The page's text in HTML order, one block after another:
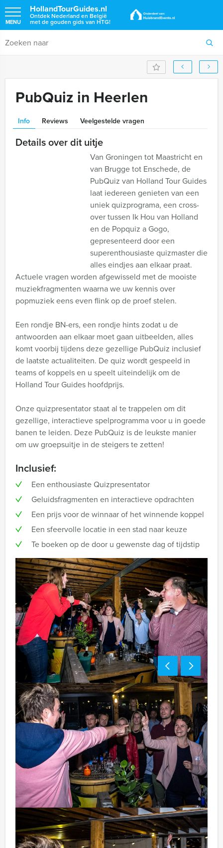
HollandTourGuides.nl
Ontdek Nederland en België
met de gouden gids van HTG!
MENU
PubQuiz in Heerlen
Info Reviews Veelgestelde vragen
Details over dit uitje
Van Groningen tot Maastricht en
van Brugge tot Enschede, de
PubQuiz van Holland Tour Guides
laat iedereen genieten van een
uniek quizprograma, een cross-
over tussen Ik Hou van Holland
en de Popquiz a Gogo,
gepresenteerd door een
superenthousiaste quizmaster die
alles eindjes aan elkaar praat.
Actuele vragen worden afgewisseld met de mooiste
muziekfragmenten waarna we uw kennis over
popmuziek eens even flink op de proef stelen.
Een rondje BN-ers, een rondje hints zodat u de
antwoorden aan elkaar moet gaan uitbeelden, alles
komt voorbij tijdens deze gezellige PubQuiz inclusief
de laatste actualiteiten. De quiz wordt gespeeld in
teams of koppels en u speelt uiteindelijk om de
Holland Tour Guides hoofdprijs.
Onze quizpresentator staat al te trappelen om dit
gezellige, interactieve spelprogramma voor u in goede
banen te leiden. Deze PubQuiz is de leukste manier
om uw groepsuitje in de steigers te zetten!
Inclusief:
Een enthousiaste Quizpresentator
Geluidsfragmenten en interactieve opdrachten
Een prijs voor de winnaar of het winnende koppel
Een sfeervolle locatie in een stad naar keuze
Te boeken op de door u gewenste dag of tijdstip
Bezorgkosten:
Heerlen: € 150,00 excl. BTW
Handige Tip:
Niet telkens uw knip hoeven trekken om uw drankje af
te rekenen? Voor € 13,50 per persoon per uur (excl.
BTW) kunt u gebruikmaken van het drankarrangement,
waarbij u onbeperkt kunt genieten van bier, fris,
huiswijn, koffie en thee. Zo komt u ook achteraf niet
voor verrassingen te staan!
Komt u niet aan het minimale aantal deelnemers? Als u
bereid bent voor het minimale aantal te betalen, kunt u